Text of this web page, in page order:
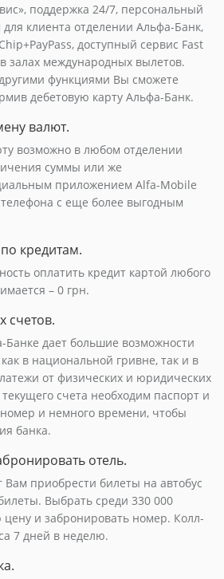
поддержка 24/7, персональный
клиента отделении Альфа-Банк,
доступный сервис Fast
залах международных вылетов.
функциями Вы сможете
дебетовую карту Альфа-Банк.
валют.
возможно в любом отделении
суммы или же
приложением Alfa-Mobile
с еще более выгодным
кредитам.
оплатить кредит картой любого
– 0 грн.
счетов.
дает большие возможности
в национальной гривне, так и в
от физических и юридических
счета необходим паспорт и
и немного времени, чтобы
банка.
отель.
приобрести билеты на автобус
Выбрать среди 330 000
и забронировать номер. Колл-
7 дней в неделю.